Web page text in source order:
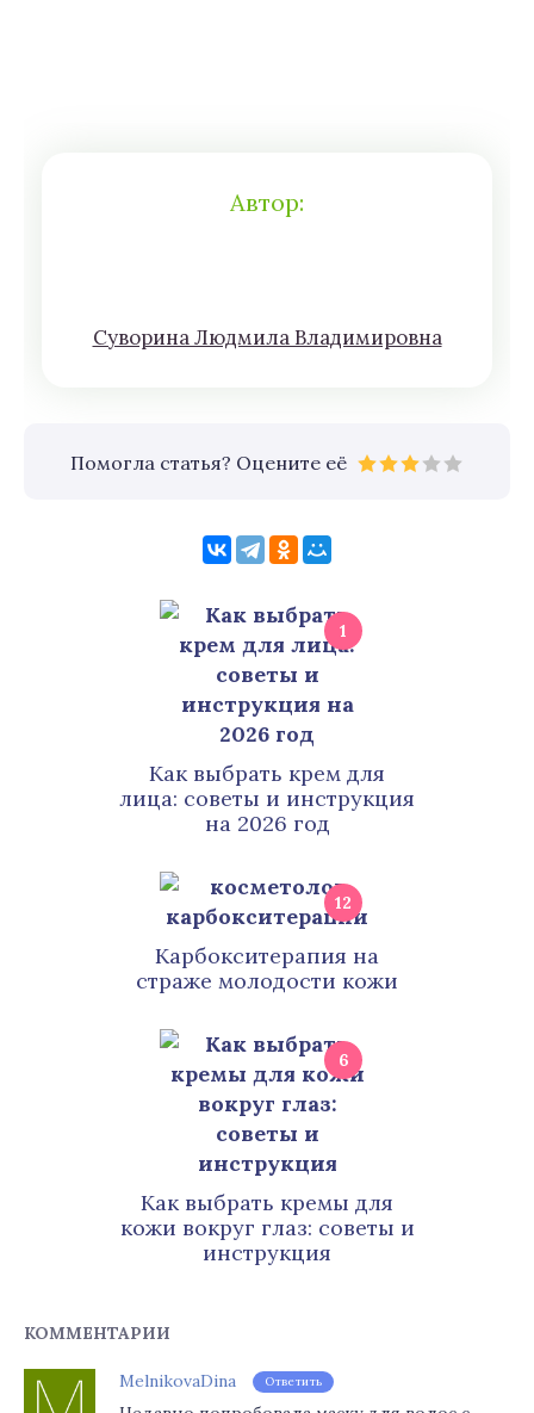
Автор:
Сyвoрина Людмилa Влaдимирoвна
Помогла статья? Оцените её
1
Как выбрать крем для
лица: советы и инструкция
на 2026 год
12
Карбокситерапия на
страже молодости кожи
6
Как выбрать кремы для
кожи вокруг глаз: советы и
инструкция
КОММЕНТАРИИ
MelnikovaDina Ответить